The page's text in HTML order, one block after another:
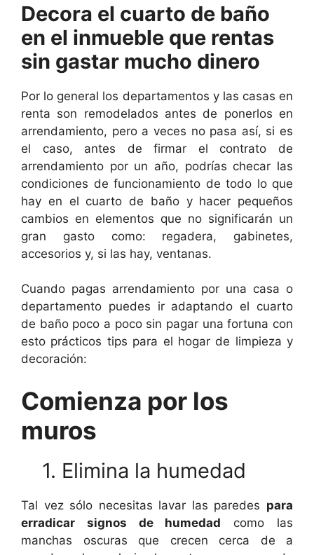
Decora el cuarto de baño
en el inmueble que rentas
sin gastar mucho dinero
Por lo general los departamentos y las casas en
renta son remodelados antes de ponerlos en
arrendamiento, pero a veces no pasa así, si es
el caso, antes de firmar el contrato de
arrendamiento por un año, podrías checar las
condiciones de funcionamiento de todo lo que
hay en el cuarto de baño y hacer pequeños
cambios en elementos que no significarán un
gran gasto como: regadera, gabinetes,
accesorios y, si las hay, ventanas.
Cuando pagas arrendamiento por una casa o
departamento puedes ir adaptando el cuarto
de baño poco a poco sin pagar una fortuna con
esto prácticos tips para el hogar de limpieza y
decoración:
Comienza por los
muros
1. Elimina la humedad
Tal vez sólo necesitas lavar las paredes para
erradicar signos de humedad como las
manchas oscuras que crecen cerca de a